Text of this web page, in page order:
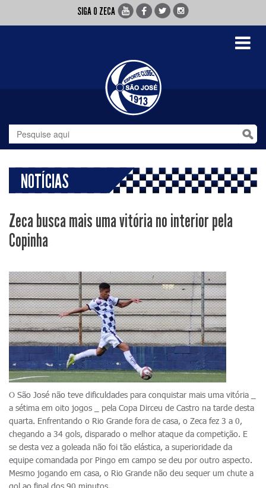
SIGA O ZECA
Toggle
NOTÍCIAS
Zeca busca mais uma vitória no interior pela
Copinha
O São José não teve dificuldades para conquistar mais uma vitória _
a sétima em oito jogos _ pela Copa Dirceu de Castro na tarde desta
quarta. Enfrentando o Rio Grande fora de casa, o Zeca fez 3 a 0,
chegando a 34 gols, disparado o melhor ataque da competição. E
se desta vez a goleada não foi tão elástica, a superioridade da
equipe comandada por Pingo em campo se deu por outro aspecto.
Mesmo jogando em casa, o Rio Grande não deu sequer um chute a
gol ao final dos 90 minutos.